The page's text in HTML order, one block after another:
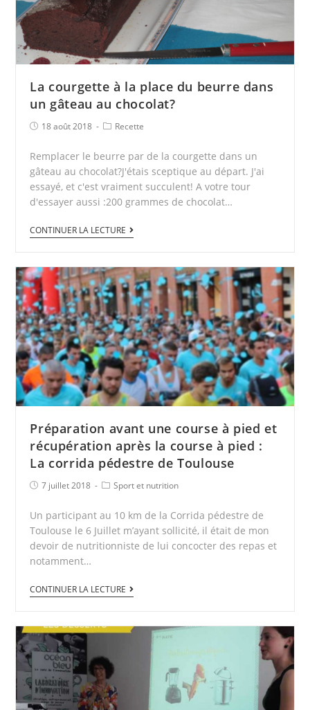
La courgette à la place du beurre dans
un gâteau au chocolat?
18 août 2018 Recette
Remplacer le beurre par de la courgette dans un
gâteau au chocolat?J'étais sceptique au départ. J'ai
essayé, et c'est vraiment succulent! A votre tour
d'essayer aussi :200 grammes de chocolat…
CONTINUER LA LECTURE
Préparation avant une course à pied et
récupération après la course à pied :
La corrida pédestre de Toulouse
7 juillet 2018 Sport et nutrition
Un participant au 10 km de la Corrida pédestre de
Toulouse le 6 Juillet m’ayant sollicité, il était de mon
devoir de nutritionniste de lui concocter des repas et
notamment…
CONTINUER LA LECTURE